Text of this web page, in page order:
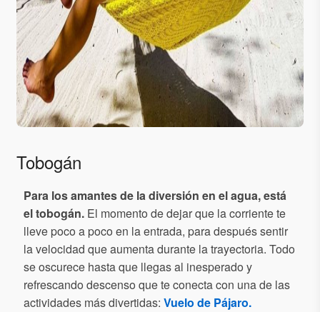
Tobogán
Para losamantes de la diversión en el agua, está
el tobogán. El momento de dejar que la corriente te
lleve poco a poco en la entrada, para después sentir
la velocidad que aumenta durante la trayectoria. Todo
se oscurece hasta que llegas al inesperado y
refrescando descenso que te conecta con una de las
actividades más divertidas: Vuelo de Pájaro.